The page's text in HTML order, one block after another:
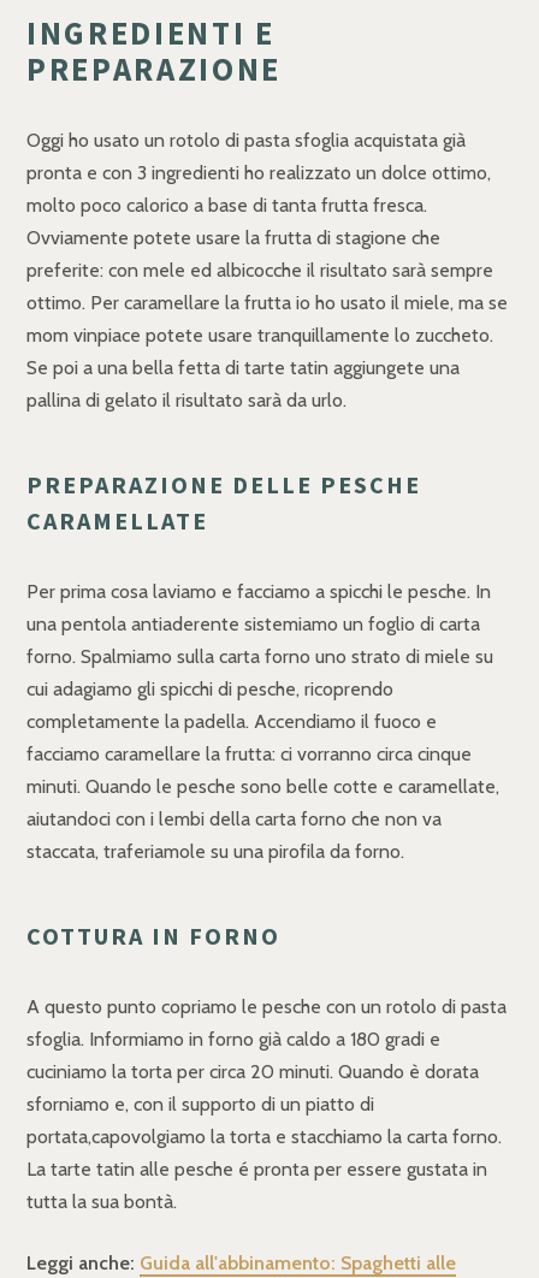
INGREDIENTI E
PREPARAZIONE
Oggi ho usato un rotolo di pasta sfoglia acquistata già
pronta e con 3 ingredienti ho realizzato un dolce ottimo,
molto poco calorico a base di tanta frutta fresca.
Ovviamente potete usare la frutta di stagione che
preferite: con mele ed albicocche il risultato sarà sempre
ottimo. Per caramellare la frutta io ho usato il miele, ma se
mom vinpiace potete usare tranquillamente lo zuccheto.
Se poi a una bella fetta di tarte tatin aggiungete una
pallina di gelato il risultato sarà da urlo.
PREPARAZIONE DELLE PESCHE
CARAMELLATE
Per prima cosa laviamo e facciamo a spicchi le pesche. In
una pentola antiaderente sistemiamo un foglio di carta
forno. Spalmiamo sulla carta forno uno strato di miele su
cui adagiamo gli spicchi di pesche, ricoprendo
completamente la padella. Accendiamo il fuoco e
facciamo caramellare la frutta: ci vorranno circa cinque
minuti. Quando le pesche sono belle cotte e caramellate,
aiutandoci con i lembi della carta forno che non va
staccata, traferiamole su una pirofila da forno.
COTTURA IN FORNO
A questo punto copriamo le pesche con un rotolo di pasta
sfoglia. Informiamo in forno già caldo a 180 gradi e
cuciniamo la torta per circa 20 minuti. Quando è dorata
sforniamo e, con il supporto di un piatto di
portata,capovolgiamo la torta e stacchiamo la carta forno.
La tarte tatin alle pesche é pronta per essere gustata in
tutta la sua bontà.
Leggi anche: Guida all'abbinamento: Spaghetti alle